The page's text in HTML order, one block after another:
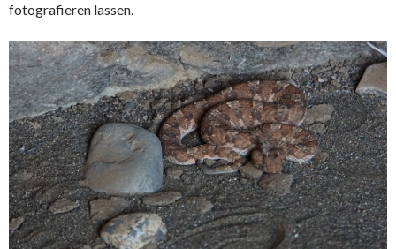
fotografieren lassen.